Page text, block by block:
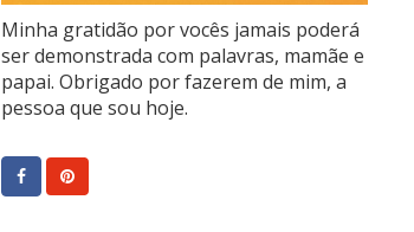
Minha gratidão por vocês jamais poderá
ser demonstrada com palavras, mamãe e
papai. Obrigado por fazerem de mim, a
pessoa que sou hoje.